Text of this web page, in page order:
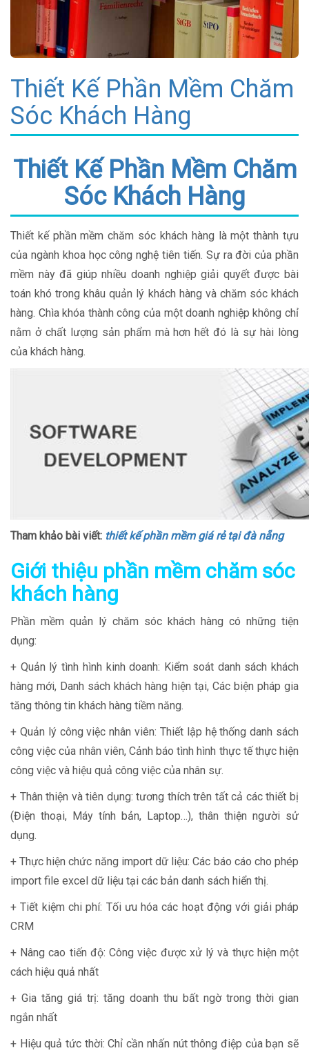
Thiết Kế Phần Mềm Chăm
Sóc Khách Hàng
Thiết Kế Phần Mềm Chăm
Sóc Khách Hàng
Thiết kế phần mềm chăm sóc khách hàng là một thành tựu
của ngành khoa học công nghệ tiên tiến. Sự ra đời của phần
mềm này đã giúp nhiều doanh nghiệp giải quyết được bài
toán khó trong khâu quản lý khách hàng và chăm sóc khách
hàng. Chìa khóa thành công của một doanh nghiệp không chỉ
nằm ở chất lượng sản phẩm mà hơn hết đó là sự hài lòng
của khách hàng.
Tham khảo bài viết: thiết kế phần mềm giá rẻ tại đà nẵng
Giới thiệu phần mềm chăm sóc
khách hàng
Phần mềm quản lý chăm sóc khách hàng có những tiện
dụng:
+ Quản lý tình hình kinh doanh: Kiểm soát danh sách khách
hàng mới, Danh sách khách hàng hiện tại, Các biện pháp gia
tăng thông tin khách hàng tiềm năng.
+ Quản lý công việc nhân viên: Thiết lập hệ thống danh sách
công việc của nhân viên, Cảnh báo tình hình thực tế thực hiện
công việc và hiệu quả công việc của nhân sự.
+ Thân thiện và tiên dụng: tương thích trên tất cả các thiết bị
(Điện thoại, Máy tính bản, Laptop…), thân thiện người sử
dụng.
+ Thực hiện chức năng import dữ liệu: Các báo cáo cho phép
import file excel dữ liệu tại các bản danh sách hiển thị.
+ Tiết kiệm chi phí: Tối ưu hóa các hoạt động với giải pháp
CRM
+ Nâng cao tiến độ: Công việc được xử lý và thực hiện một
cách hiệu quả nhất
+ Gia tăng giá trị: tăng doanh thu bất ngờ trong thời gian
ngắn nhất
+ Hiệu quả tức thời: Chỉ cần nhấn nút thông điệp của bạn sẽ